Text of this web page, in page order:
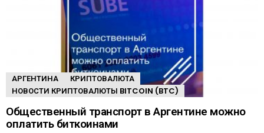
АРГЕНТИНА
КРИПТОВАЛЮТА
НОВОСТИ КРИПТОВАЛЮТЫ BITCOIN (BTC)
Общественный транспорт в Аргентине можно
оплатить биткоинами